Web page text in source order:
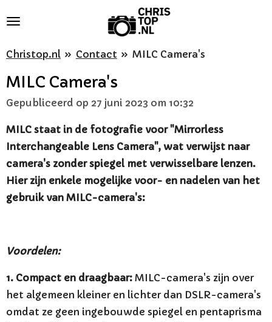
naar
hoofdinhoud
Christop.nl » Contact » MILC Camera's
MILC Camera's
Gepubliceerd op 27 juni 2023 om 10:32
MILC staat in de fotografie voor "Mirrorless
Interchangeable Lens Camera", wat verwijst naar
camera's zonder spiegel met verwisselbare lenzen.
Hier zijn enkele mogelijke voor- en nadelen van het
gebruik van MILC-camera's:
Voordelen:
1. Compact en draagbaar: MILC-camera's zijn over
het algemeen kleiner en lichter dan DSLR-camera's
omdat ze geen ingebouwde spiegel en pentaprisma